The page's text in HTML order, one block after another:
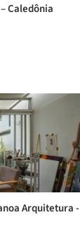
Caledônia
Arquitetura -